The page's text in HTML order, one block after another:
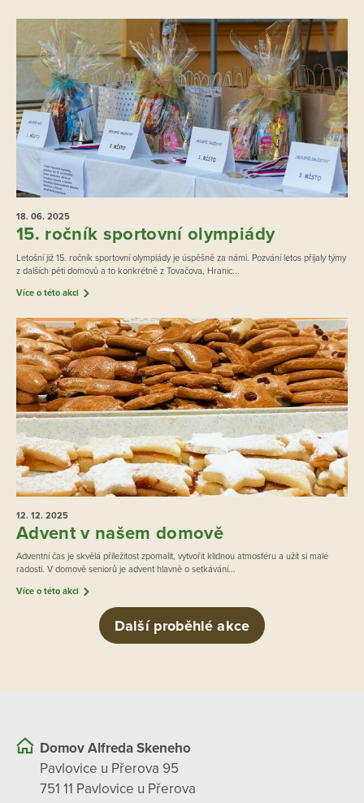
18. 06. 2025
15. ročník sportovní olympiády
Letošní již 15. ročník sportovní olympiády je úspěšně za námi. Pozvání letos přijaly týmy
z dalších pěti domovů a to konkrétně z Tovačova, Hranic...
Více o této akci
12. 12. 2025
Advent v našem domově
Adventní čas je skvělá příležitost zpomalit, vytvořit klidnou atmosféru a užít si malé
radosti. V domově seniorů je advent hlavně o setkávání...
Více o této akci
Další proběhlé akce
Domov Alfreda Skeneho
Pavlovice u Přerova 95
751 11 Pavlovice u Přerova